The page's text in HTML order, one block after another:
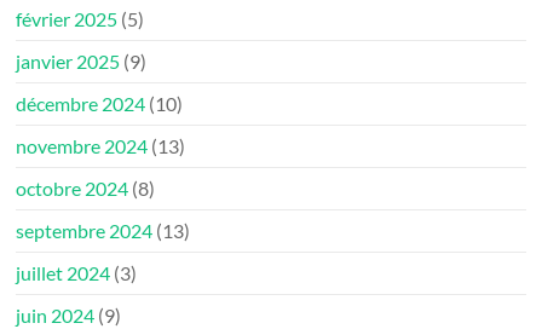
février 2025 (5)
janvier 2025 (9)
décembre 2024 (10)
novembre 2024 (13)
octobre 2024 (8)
septembre 2024 (13)
juillet 2024 (3)
juin 2024 (9)